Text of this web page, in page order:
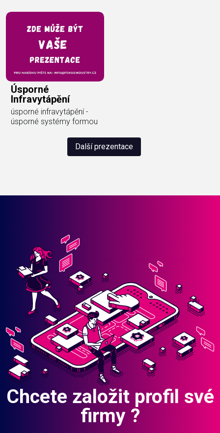
Úsporné
Infravytápění
úsporné infravytápění -
úsporné systémy formou
Další prezentace
Chcete založit profil své
firmy ?